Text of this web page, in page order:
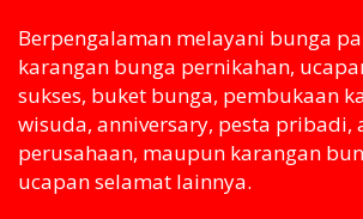
Berpengalaman melayani bunga
karangan bunga pernikahan,
sukses, buket bunga, pembukaan
wisuda, anniversary, pesta pribadi,
perusahaan, maupun karangan
ucapan selamat lainnya.